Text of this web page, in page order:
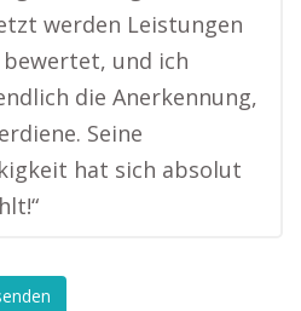
werden Leistungen
und ich
die Anerkennung,
Seine
hat sich absolut